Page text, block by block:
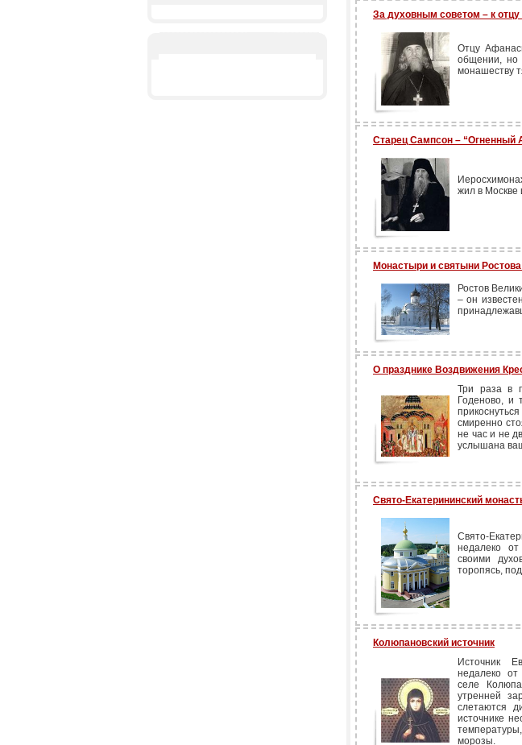
За духовным советом – к
Отцу
общении, но
монашеству
Старец Сампсон – “Огненный
жил в Москве
Монастыри и святыни
Ростов
– он
О празднике Воздвижения
Три раза в
Годеново, и
смиренно
не час и не
услышана
Свято-Екатерининский
Свято-
недалеко
своими
торопясь,
Колюпановский источник
Источник
недалеко
селе
утренней
слетаются
источнике
морозы.